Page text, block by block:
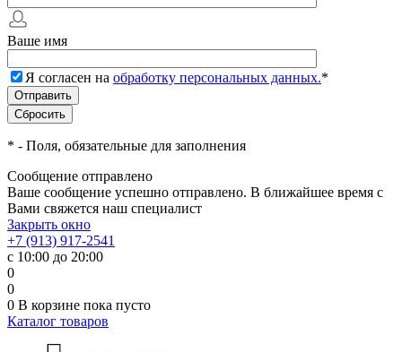
Ваше имя
Я согласен на обработку персональных данных.*
* - Поля, обязательные для заполнения
Сообщение отправлено
Ваше сообщение успешно отправлено. В ближайшее время с
Вами свяжется наш специалист
Закрыть окно
+7 (913) 917-2541
с 10:00 до 20:00
0
0
0 В корзине пока пусто
Каталог товаров